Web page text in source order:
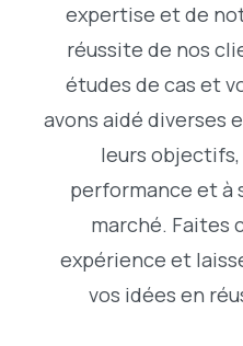
expertise et de
réussite de nos
études de cas et
avons aidé diverses
leurs
performance et à
marché. Faites
expérience et
vos idées en